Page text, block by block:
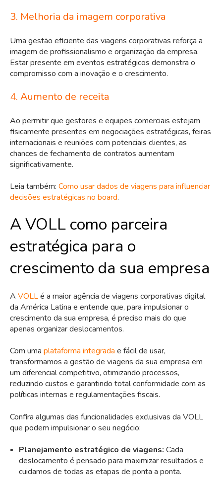
3. Melhoria da imagem corporativa
Uma gestão eficiente das viagens corporativas reforça a
imagem de profissionalismo e organização da empresa.
Estar presente em eventos estratégicos demonstra o
compromisso com a inovação e o crescimento.
4. Aumento de receita
Ao permitir que gestores e equipes comerciais estejam
fisicamente presentes em negociações estratégicas, feiras
internacionais e reuniões com potenciais clientes, as
chances de fechamento de contratos aumentam
significativamente.
Leia também: Como usar dados de viagens para influenciar
decisões estratégicas no board.
A VOLL como parceira
estratégica para o
crescimento da sua empresa
A VOLLé a maior agência de viagens corporativas digital
da América Latina e entende que, para impulsionar o
crescimento da sua empresa, é preciso mais do que
apenas organizar deslocamentos.
Com uma plataforma integrada e fácil de usar,
transformamos a gestão de viagens da sua empresa em
um diferencial competitivo, otimizando processos,
reduzindo custos e garantindo total conformidade com as
políticas internas e regulamentações fiscais.
Confira algumas das funcionalidades exclusivas da VOLL
que podem impulsionar o seu negócio:
Planejamento estratégico de viagens: Cada
deslocamento é pensado para maximizar resultados e
cuidamos de todas as etapas de ponta a ponta.